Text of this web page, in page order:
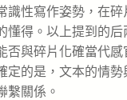
識性寫作姿勢，在碎
懂得。以上提到的
否與碎片化確當代感
定的是，文本的情
繫關係。